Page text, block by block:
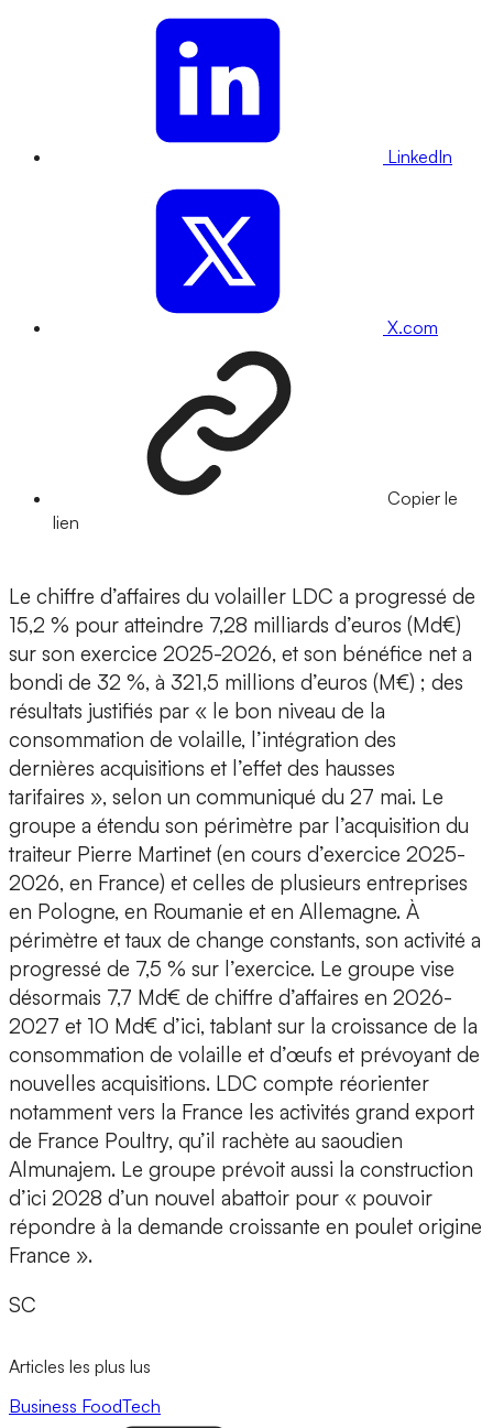
LinkedIn
X.com
Copier le
lien
Le chiffre d’affaires du volailler LDC a progressé de
15,2 % pour atteindre 7,28 milliards d’euros (Md€)
sur son exercice 2025-2026, et son bénéfice net a
bondi de 32 %, à 321,5 millions d’euros (M€) ; des
résultats justifiés par « le bon niveau de la
consommation de volaille, l’intégration des
dernières acquisitions et l’effet des hausses
tarifaires », selon un communiqué du 27 mai. Le
groupe a étendu son périmètre par l’acquisition du
traiteur Pierre Martinet (en cours d’exercice 2025-
2026, en France) et celles de plusieurs entreprises
en Pologne, en Roumanie et en Allemagne. À
périmètre et taux de change constants, son activité a
progressé de 7,5 % sur l’exercice. Le groupe vise
désormais 7,7 Md€ de chiffre d’affaires en 2026-
2027 et 10 Md€ d’ici, tablant sur la croissance de la
consommation de volaille et d’œufs et prévoyant de
nouvelles acquisitions. LDC compte réorienter
notamment vers la France les activités grand export
de France Poultry, qu’il rachète au saoudien
Almunajem. Le groupe prévoit aussi la construction
d’ici 2028 d’un nouvel abattoir pour « pouvoir
répondre à la demande croissante en poulet origine
France ».
SC
Articles les plus lus
Business FoodTech